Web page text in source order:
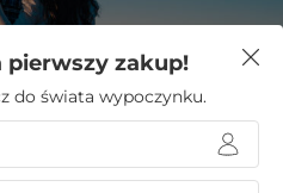
się ta oferta?
kroków do niezwykłego
pierwszy zakup!
do świata wypoczynku.